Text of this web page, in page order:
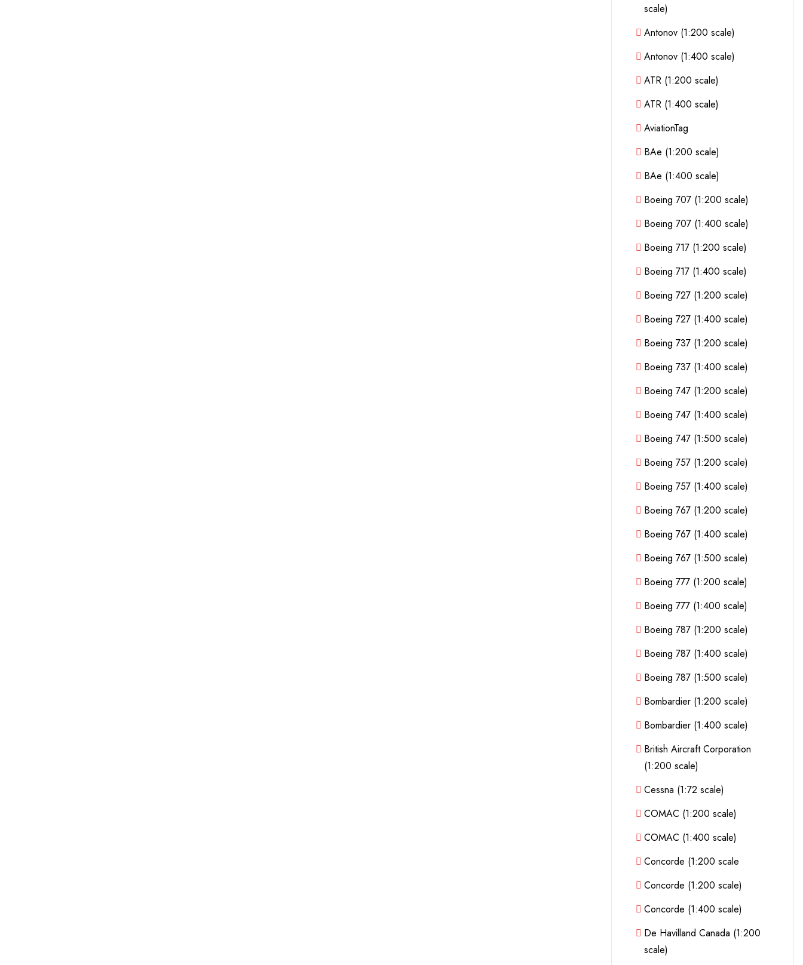
scale)
Antonov (1:200 scale)
Antonov (1:400 scale)
ATR (1:200 scale)
ATR (1:400 scale)
AviationTag
BAe (1:200 scale)
BAe (1:400 scale)
Boeing 707 (1:200 scale)
Boeing 707 (1:400 scale)
Boeing 717 (1:200 scale)
Boeing 717 (1:400 scale)
Boeing 727 (1:200 scale)
Boeing 727 (1:400 scale)
Boeing 737 (1:200 scale)
Boeing 737 (1:400 scale)
Boeing 747 (1:200 scale)
Boeing 747 (1:400 scale)
Boeing 747 (1:500 scale)
Boeing 757 (1:200 scale)
Boeing 757 (1:400 scale)
Boeing 767 (1:200 scale)
Boeing 767 (1:400 scale)
Boeing 767 (1:500 scale)
Boeing 777 (1:200 scale)
Boeing 777 (1:400 scale)
Boeing 787 (1:200 scale)
Boeing 787 (1:400 scale)
Boeing 787 (1:500 scale)
Bombardier (1:200 scale)
Bombardier (1:400 scale)
British Aircraft Corporation
(1:200 scale)
Cessna (1:72 scale)
COMAC (1:200 scale)
COMAC (1:400 scale)
Concorde (1:200 scale
Concorde (1:200 scale)
Concorde (1:400 scale)
De Havilland Canada (1:200
scale)